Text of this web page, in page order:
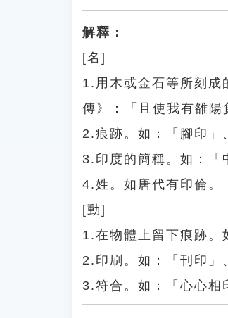
解釋：
[名]
1.用木或金石等所刻成
傳》：「且使我有雒陽
2.痕跡。如：「腳印」
3.印度的簡稱。如：「
4.姓。如唐代有印倫。
[動]
1.在物體上留下痕跡。
2.印刷。如：「刊印」
3.符合。如：「心心相